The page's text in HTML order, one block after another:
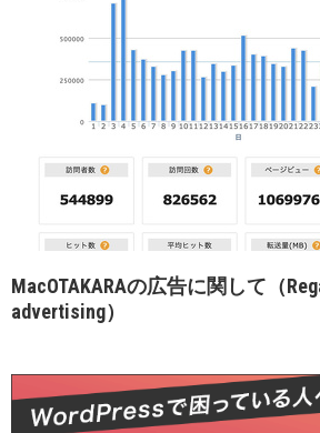
MacOTAKARAの広告に関して（
advertising）